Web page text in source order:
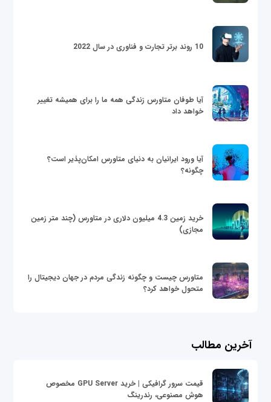
10 روند برتر تجارت و فناوری در سال 2022
آیا طوفان متاورس زندگی همه ما را برای همیشه تغییر
خواهد داد
آیا ورود ایرانیان به دنیای متاورس امکان‌پذیر است؟
چگونه؟
خرید زمین 4.3 میلیون دلاری در متاورس (چند متر زمین
مجازی)
متاورس چیست و چگونه زندگی مردم در جهان دیجیتال را
متحول خواهد کرد؟
آخرین مطالب
قیمت سرور گرافیکی | خرید GPU Server مخصوص
هوش مصنوعی، رندرینگ